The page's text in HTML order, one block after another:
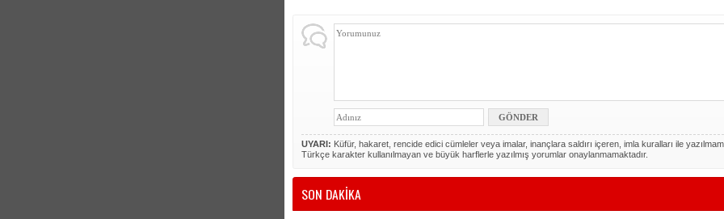
UYARI: Küfür, hakaret, rencide edici cümleler veya imalar, inançlara saldırı içeren, imla kuralları ile
Türkçe karakter kullanılmayan ve büyük harflerle yazılmış yorumlar onaylanmamaktadır.
SON DAKİKA